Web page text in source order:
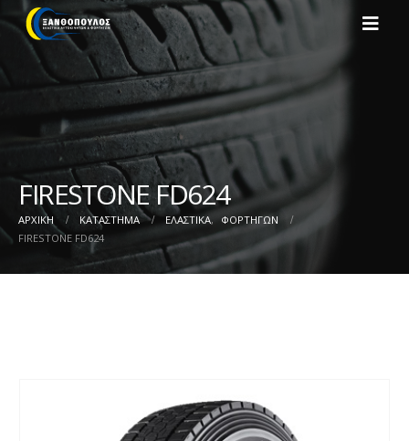
FIRESTONE FD624
ΑΡΧΙΚΉ ΚΑΤΆΣΤΗΜΑ ΕΛΑΣΤΙΚΑ,
ΦΟΡΤΗΓΩΝ
FIRESTONE FD624